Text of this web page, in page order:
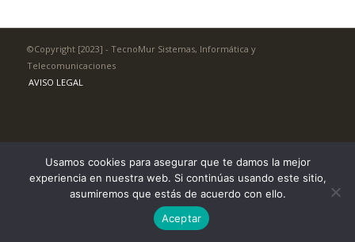
©Copyright [2023] - TecnoMur Sistemas, Informática y
Telecomunicaciones
AVISO LEGAL
Usamos cookies para asegurar que te damos la mejor
experiencia en nuestra web. Si continúas usando este sitio,
asumiremos que estás de acuerdo con ello.
Aceptar